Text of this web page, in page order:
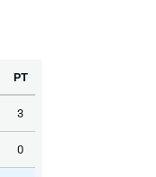
PT
3
0